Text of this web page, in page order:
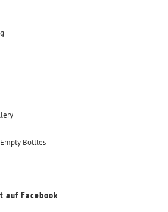
Bottles
auf Facebook